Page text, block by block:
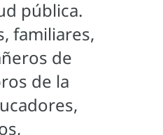
pública.
familiares,
de
de la